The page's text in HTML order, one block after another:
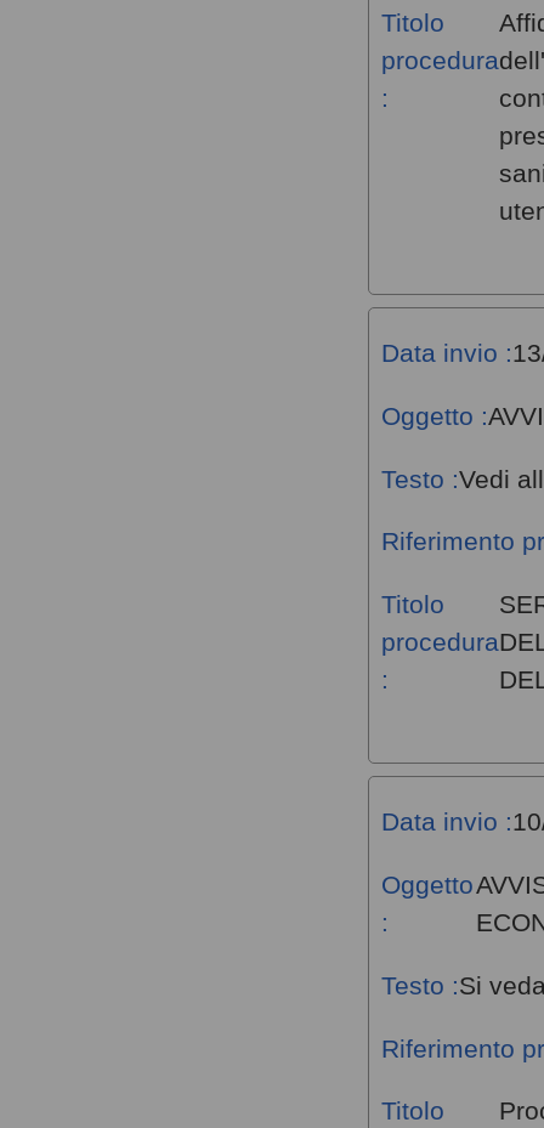
Titolo
procedura
:
Data invio :
Oggetto :
Testo :Vedi
Riferimento
Titolo
procedura
:
Data invio :
Oggetto
:
Testo :Si
Riferimento
Titolo